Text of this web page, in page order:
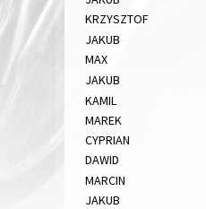
KRZYSZTOF
JAKUB
MAX
JAKUB
KAMIL
MAREK
CYPRIAN
DAWID
MARCIN
JAKUB